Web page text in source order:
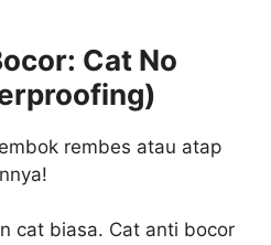
Cat No
rembes atau atap
cat biasa. Cat anti bocor